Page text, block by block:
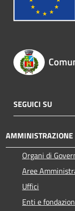
SEGUICI SU
AMMINISTRAZIONE
Organi di
Aree
Uffici
Enti e